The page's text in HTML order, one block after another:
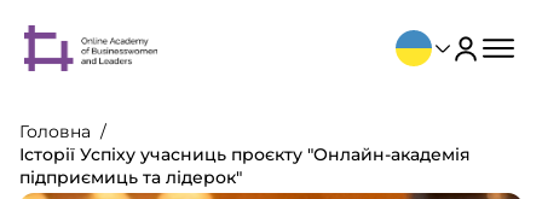
Головна
Історії Успіху учасниць проєкту "Онлайн-академія
підприємиць та лідерок"